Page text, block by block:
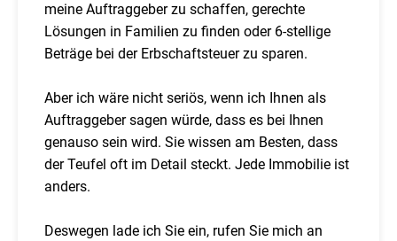
meine Auftraggeber zu schaffen, gerechte
Lösungen in Familien zu finden oder 6-stellige
Beträge bei der Erbschaftsteuer zu sparen.
Aber ich wäre nicht seriös, wenn ich Ihnen als
Auftraggeber sagen würde, dass es bei Ihnen
genauso sein wird. Sie wissen am Besten, dass
der Teufel oft im Detail steckt. Jede Immobilie ist
anders.
Deswegen lade ich Sie ein, rufen Sie mich an